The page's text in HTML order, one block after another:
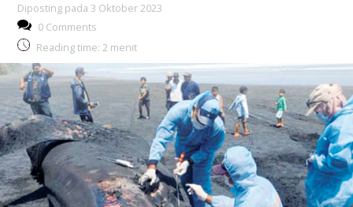
Diposting pada 3 Oktober 2023
0 Comments
Reading time: 2 menit